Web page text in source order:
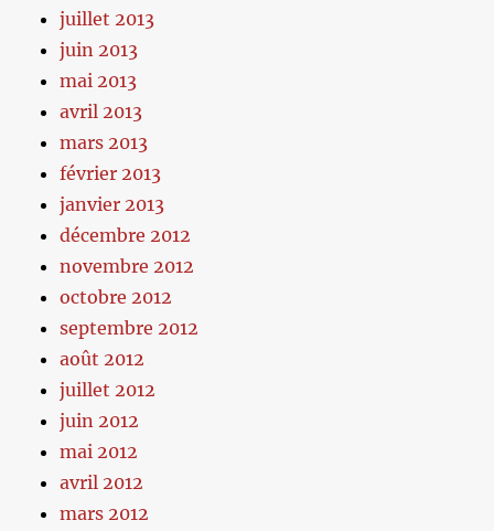
juillet 2013
juin 2013
mai 2013
avril 2013
mars 2013
février 2013
janvier 2013
décembre 2012
novembre 2012
octobre 2012
septembre 2012
août 2012
juillet 2012
juin 2012
mai 2012
avril 2012
mars 2012